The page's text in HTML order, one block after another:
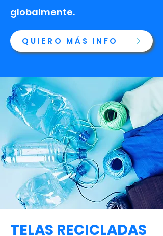
globalmente.
QUIERO MÁS INFO
TELAS RECICLADAS